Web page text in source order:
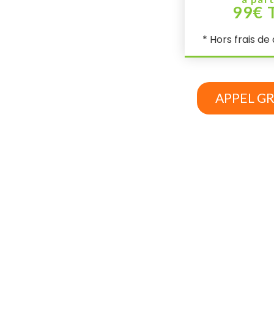
99€
* Hors frais
APPEL